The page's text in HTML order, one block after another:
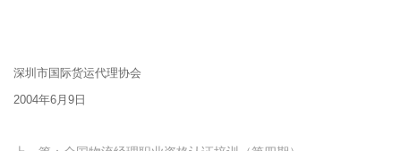
深圳市国际货运代理协会
2004年6月9日